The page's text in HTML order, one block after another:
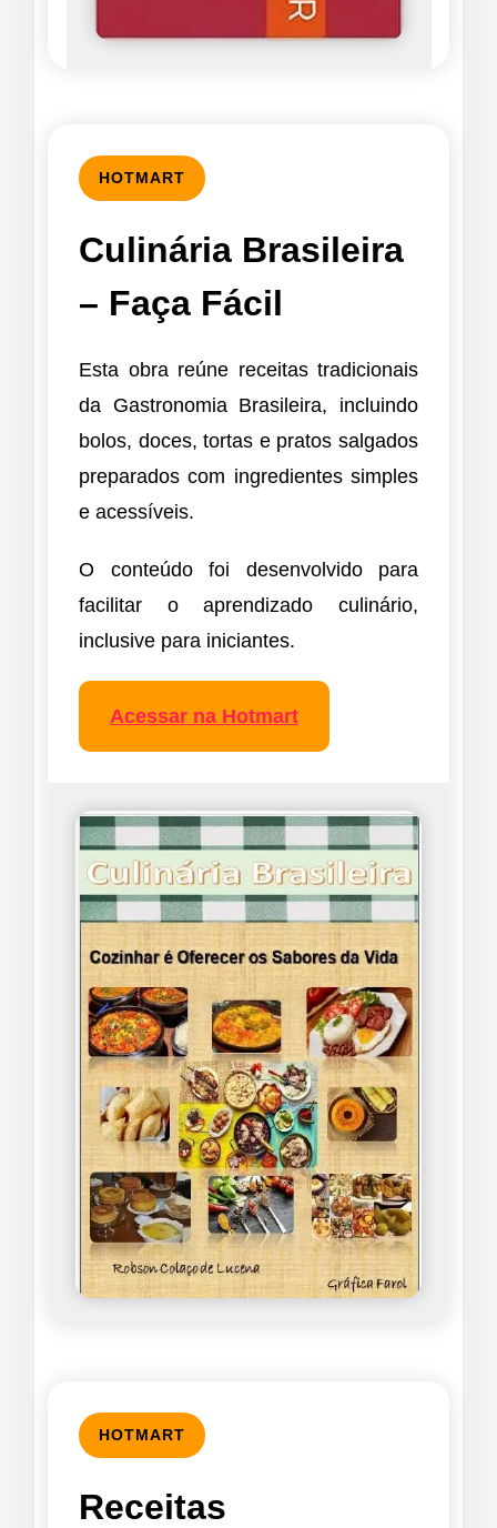
HOTMART
Culinária Brasileira
– Faça Fácil
Esta obra reúne receitas tradicionais
da Gastronomia Brasileira, incluindo
bolos, doces, tortas e pratos salgados
preparados com ingredientes simples
e acessíveis.
O conteúdo foi desenvolvido para
facilitar o aprendizado culinário,
inclusive para iniciantes.
Acessar na Hotmart
HOTMART
Receitas